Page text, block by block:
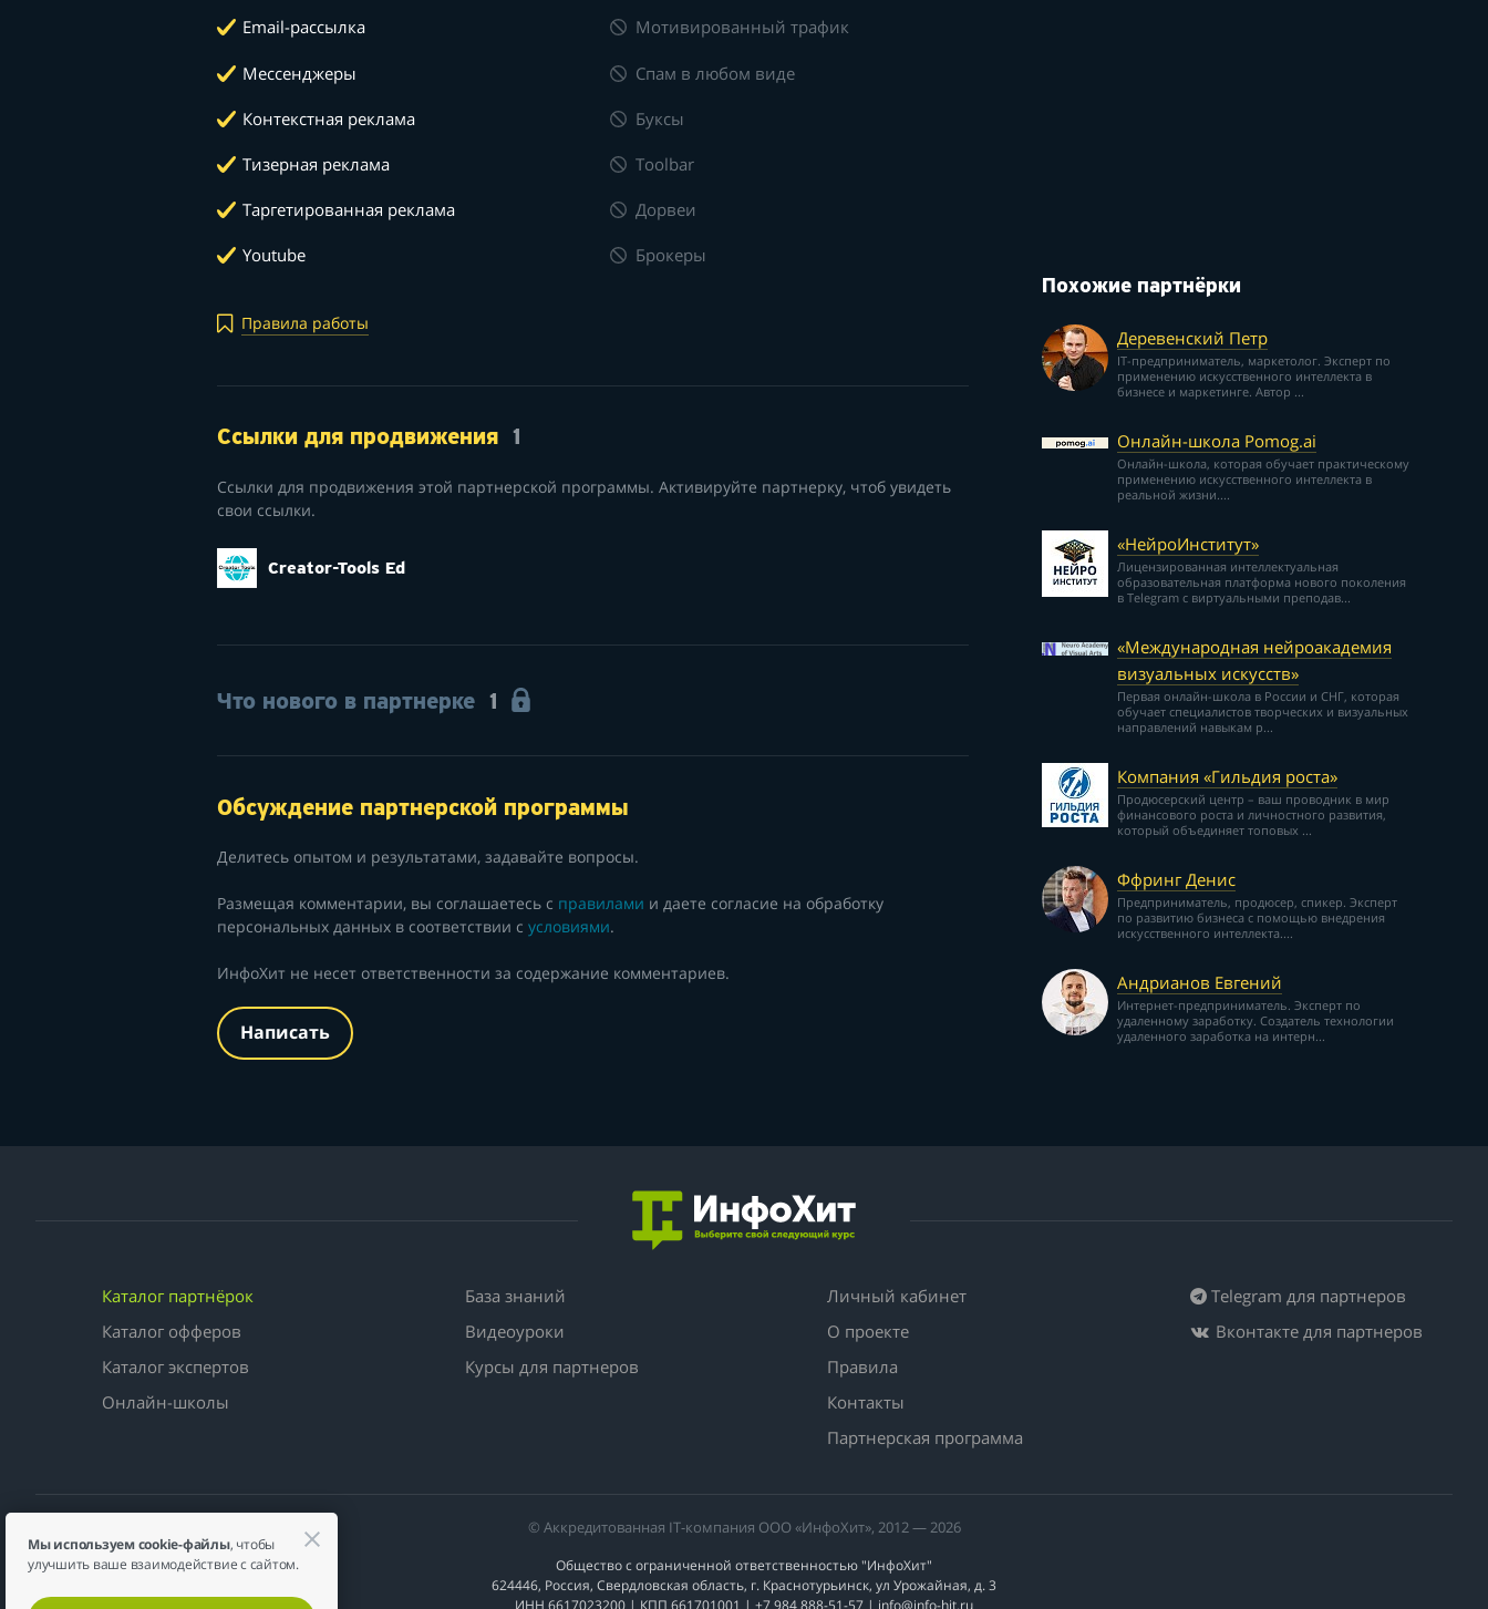
Email-рассылка
Мессенджеры
Контекстная реклама
Тизерная реклама
Таргетированная реклама
Youtube
Мотивированный трафик
Спам в любом виде
Буксы
Toolbar
Дорвеи
Брокеры
Правила работы
Ссылки для продвижения 1
Ссылки для продвижения этой партнерской программы. Активируйте партнерку, чтоб увидеть
свои ссылки.
Creator-Tools Ed
Что нового в партнерке 1
Обсуждение партнерской программы
Делитесь опытом и результатами, задавайте вопросы.
Размещая комментарии, вы соглашаетесь с правилами и даете согласие на обработку
персональных данных в соответствии с условиями.
ИнфоХит не несет ответственности за содержание комментариев.
Написать
Похожие партнёрки
Деревенский Петр
IT-предприниматель, маркетолог. Эксперт по
применению искусственного интеллекта в
бизнесе и маркетинге. Автор ...
Онлайн-школа Pomog.ai
Онлайн-школа, которая обучает практическому
применению искусственного интеллекта в
реальной жизни....
«НейроИнститут»
Лицензированная интеллектуальная
образовательная платформа нового поколения
в Telegram с виртуальными преподав...
«Международная нейроакадемия
визуальных искусств»
Первая онлайн-школа в России и СНГ, которая
обучает специалистов творческих и визуальных
направлений навыкам р...
Компания «Гильдия роста»
Продюсерский центр – ваш проводник в мир
финансового роста и личностного развития,
который объединяет топовых ...
Ффринг Денис
Предприниматель, продюсер, спикер. Эксперт
по развитию бизнеса с помощью внедрения
искусственного интеллекта....
Андрианов Евгений
Интернет-предприниматель. Эксперт по
удаленному заработку. Создатель технологии
удаленного заработка на интерн...
Каталог партнёрок
Каталог офферов
Каталог экспертов
Онлайн-школы
База знаний
Видеоуроки
Курсы для партнеров
Личный кабинет
О проекте
Правила
Контакты
Партнерская программа
Telegram для партнеров
Вконтакте для партнеров
© Аккредитованная IT-компания ООО «ИнфоХит», 2012 — 2026
Общество с ограниченной ответственностью "ИнфоХит"
624446, Россия, Свердловская область, г. Краснотурьинск, ул Урожайная, д. 3
ИНН 6617023200 | КПП 661701001 | +7 984 888-51-57 | info@info-hit.ru
Мы используем cookie-файлы, чтобы
улучшить ваше взаимодействие с сайтом.